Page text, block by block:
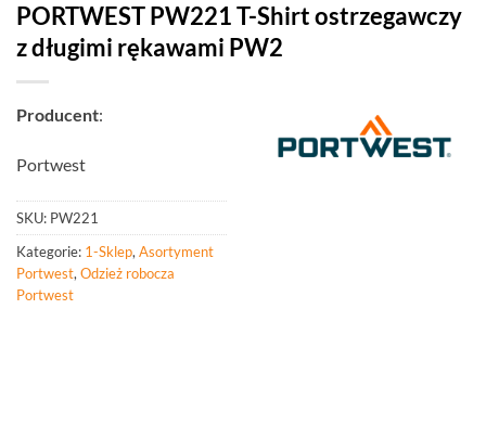
PORTWEST PW221 T-Shirt ostrzegawczy
z długimi rękawami PW2
Producent:
Portwest
SKU: PW221
Kategorie: 1-Sklep, Asortyment
Portwest, Odzież robocza
Portwest